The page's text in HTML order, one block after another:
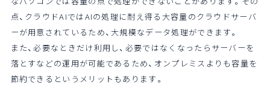
点、クラウドAIではAIの処理に耐え得る大容量のクラウドサーバ
ーが用意されているため、大規模なデータ処理ができます。
また、必要なときだけ利用し、必要ではなくなったらサーバーを
落とすなどの運用が可能であるため、オンプレミスよりも容量を
節約できるというメリットもあります。